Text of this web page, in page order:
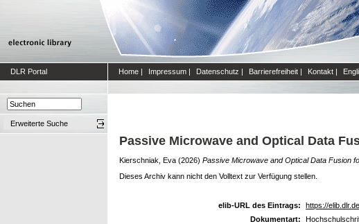
DLR Portal Home | Impressum | Datenschutz | Barrierefreiheit | Kontakt |
Erweiterte Suche
Passive Microwave and Optical Data
Kierschniak, Eva (2026) Passive Microwave and Optical Data Fusion
Dieses Archiv kann nicht den Volltext zur Verfügung stellen.
elib-URL des Eintrags:
https://
Dokumentart: